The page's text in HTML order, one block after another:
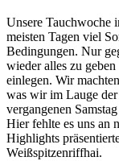
Unsere Tauchwoche
meisten Tagen viel
Bedingungen. Nur
wieder alles zu
einlegen. Wir
was wir im Lauge der
vergangenen
Hier fehlte es uns an
Highlights
Weißspitzenriffhai.